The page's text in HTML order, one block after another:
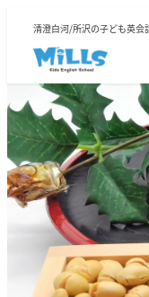
清澄白河/所沢の子ども英